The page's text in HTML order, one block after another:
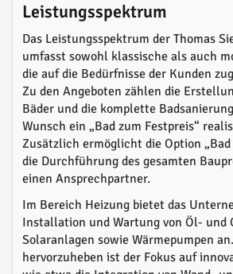
Leistungsspektrum
Das Leistungsspektrum der Thomas
umfasst sowohl klassische als auch
die auf die Bedürfnisse der Kunden
Zu den Angeboten zählen die
Bäder und die komplette
Wunsch ein „Bad zum Festpreis“
Zusätzlich ermöglicht die Option „Bad
die Durchführung des gesamten
einen Ansprechpartner.
Im Bereich Heizung bietet das
Installation und Wartung von Öl- und
Solaranlagen sowie Wärmepumpen
hervorzuheben ist der Fokus auf